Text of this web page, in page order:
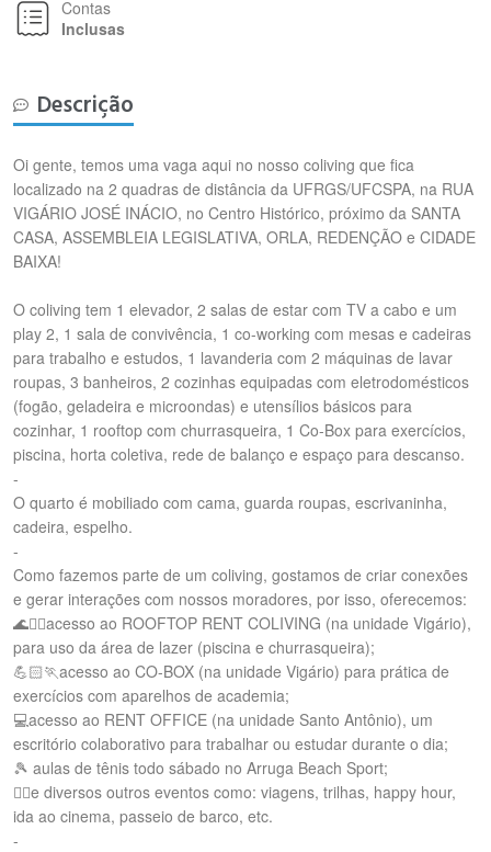
Contas
Inclusas
Descrição
Oi gente, temos uma vaga aqui no nosso coliving que fica
localizado na 2 quadras de distância da UFRGS/UFCSPA, na RUA
VIGÁRIO JOSÉ INÁCIO, no Centro Histórico, próximo da SANTA
CASA, ASSEMBLEIA LEGISLATIVA, ORLA, REDENÇÃO e CIDADE
BAIXA!
O coliving tem 1 elevador, 2 salas de estar com TV a cabo e um
play 2, 1 sala de convivência, 1 co-working com mesas e cadeiras
para trabalho e estudos, 1 lavanderia com 2 máquinas de lavar
roupas, 3 banheiros, 2 cozinhas equipadas com eletrodomésticos
(fogão, geladeira e microondas) e utensílios básicos para
cozinhar, 1 rooftop com churrasqueira, 1 Co-Box para exercícios,
piscina, horta coletiva, rede de balanço e espaço para descanso.
-
O quarto é mobiliado com cama, guarda roupas, escrivaninha,
cadeira, espelho.
-
Como fazemos parte de um coliving, gostamos de criar conexões
e gerar interações com nossos moradores, por isso, oferecemos:
🌊🏊‍♀️acesso ao ROOFTOP RENT COLIVING (na unidade Vigário),
para uso da área de lazer (piscina e churrasqueira);
💪🏻🏃acesso ao CO-BOX (na unidade Vigário) para prática de
exercícios com aparelhos de academia;
💻acesso ao RENT OFFICE (na unidade Santo Antônio), um
escritório colaborativo para trabalhar ou estudar durante o dia;
🎾 aulas de tênis todo sábado no Arruga Beach Sport;
👯‍♂️e diversos outros eventos como: viagens, trilhas, happy hour,
ida ao cinema, passeio de barco, etc.
-